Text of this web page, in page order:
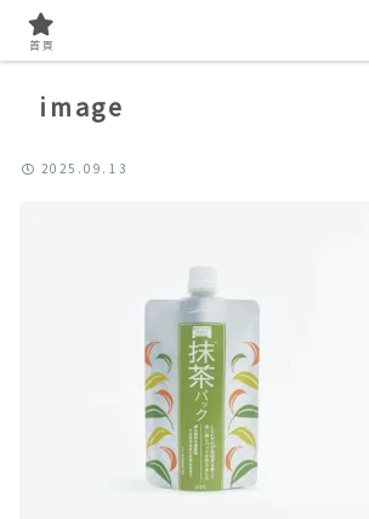
image
2025.09.13
首頁